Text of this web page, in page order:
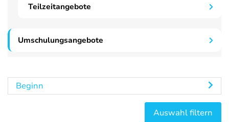
Teilzeitangebote
Umschulungsangebote
Beginn